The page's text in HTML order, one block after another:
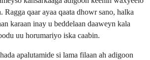
Ragga qaar ayaa qaata dhowr sano, halka
karaan inay u beddelaan daaweyn kala
uu horumariyo iska caabin.
apalutamide si lama filaan ah adigoon